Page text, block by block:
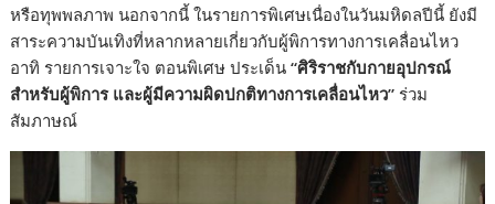
หรือทุพพลภาพ นอกจากนี้ ในรายการพิเศษเนื่องในวันมหิดลปีนี้ ยังมี
สาระความบันเทิงที่หลากหลายเกี่ยวกับผู้พิการทางการเคลื่อนไหว
อาทิ รายการเจาะใจ ตอนพิเศษ ประเด็น“ศิริราชกับกายอุปกรณ์
สำหรับผู้พิการ และผู้มีความผิดปกติทางการเคลื่อนไหว” ร่วม
สัมภาษณ์